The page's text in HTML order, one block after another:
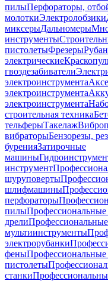
пилыПерфораторы,
молоткиЭлектролобзики
миксерыДальномеры
инструменты
пистолетыФрезеры
электрические
гвоздезабиватели
электроинструмента
электроинструмента
электроинструмента
строительная техника
тельферыТакелаж
вибраторыБензорезы,
буренияЗатирочные
машины
инструмент
шуруповерты
шлифмашины
перфораторы
пилыПрофессиональные
дрели
мультиинструменты
электрорубанки
феныПрофессиональные
пистолеты
станки